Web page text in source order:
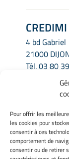
Pour offrir les
les cookies pour
consentir à ces
comportement de
consentir ou de retirer
CREDIMI
4 bd Gabriel
21000
Tél.03 80
Mentions
Gérer mes
Politique de